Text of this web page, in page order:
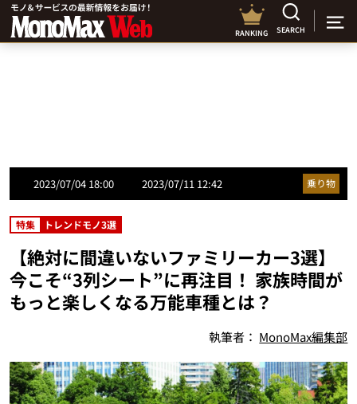
RANKING SEARCH
2023/07/04 18:00 2023/07/11 12:42 乗り物
特集 トレンドモノ3選
【絶対に間違いないファミリーカー3選】
今こそ“3列シート”に再注目！ 家族時間が
もっと楽しくなる万能車種とは？
執筆者： MonoMax編集部